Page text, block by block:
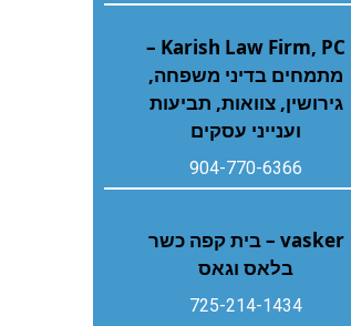
Karish Law Firm, PC –
מתמחים בדיני משפחה,
גירושין, צוואות, תביעות
וענייני עסקים
904-770-6366
vasker – בית קפה כשר
בלאס וגאס
725-214-1434